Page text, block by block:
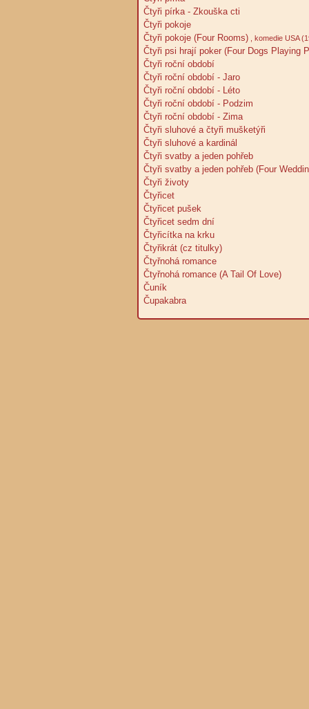
Čtyři pírka - Zkouška cti
Čtyři pokoje
Čtyři pokoje (Four Rooms) , komedie USA
Čtyři psi hrají poker (Four Dogs Playing
Čtyři roční období
Čtyři roční období - Jaro
Čtyři roční období - Léto
Čtyři roční období - Podzim
Čtyři roční období - Zima
Čtyři sluhové a čtyři mušketýři
Čtyři sluhové a kardinál
Čtyři svatby a jeden pohřeb
Čtyři svatby a jeden pohřeb (Four
Čtyři životy
Čtyřicet
Čtyřicet pušek
Čtyřicet sedm dní
Čtyřicítka na krku
Čtyřikrát (cz titulky)
Čtyřnohá romance
Čtyřnohá romance (A Tail Of Love)
Čuník
Čupakabra